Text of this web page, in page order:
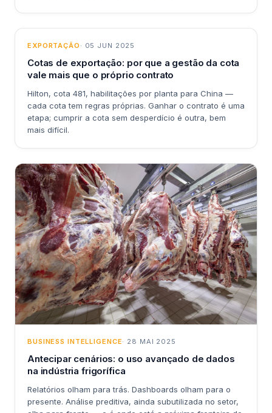
EXPORTAÇÃO · 05 JUN 2025
Cotas de exportação: por que a gestão da cota
vale mais que o próprio contrato
Hilton, cota 481, habilitações por planta para China —
cada cota tem regras próprias. Ganhar o contrato é uma
etapa; cumprir a cota sem desperdício é outra, bem
mais difícil.
BUSINESS INTELLIGENCE· 28 MAI 2025
Antecipar cenários: o uso avançado de dados
na indústria frigorífica
Relatórios olham para trás. Dashboards olham para o
presente. Análise preditiva, ainda subutilizada no setor,